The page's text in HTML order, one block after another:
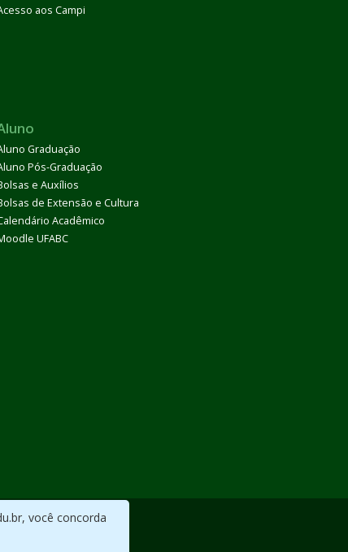
você concorda
aos Campi
Graduação
Pós-Graduação
e Auxílios
de Extensão e Cultura
Acadêmico
UFABC